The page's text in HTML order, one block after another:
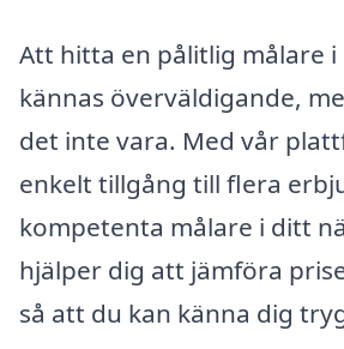
Att hitta en pålitlig målare i
kännas överväldigande,
det inte vara. Med vår
enkelt tillgång till flera
kompetenta målare i ditt
hjälper dig att jämföra
så att du kan känna dig